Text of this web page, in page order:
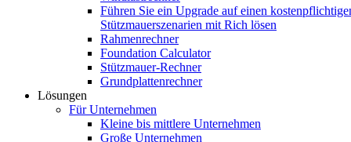
Führen Sie ein Upgrade auf einen
Stützmauerszenarien mit Rich lösen
Rahmenrechner
Foundation Calculator
Stützmauer-Rechner
Grundplattenrechner
Lösungen
Für Unternehmen
Kleine bis mittlere Unternehmen
Große Unternehmen